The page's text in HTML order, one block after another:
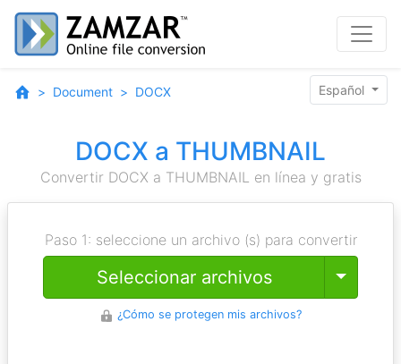
Document DOCX Español
DOCX a THUMBNAIL
Convertir DOCX a THUMBNAIL en línea y gratis
Paso 1: seleccione un archivo (s) para convertir
Seleccionar archivos Toggle
¿Cómo se protegen mis archivos?